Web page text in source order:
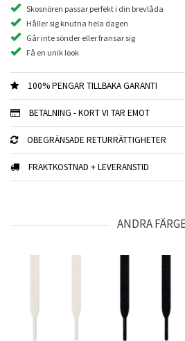
Skosnören passar perfekt i din brevlåda
Håller sig knutna hela dagen
Går inte sönder eller fransar sig
Få en unik look
100% PENGAR TILLBAKA GARANTI
BETALNING - KORT VI TAR EMOT
OBEGRÄNSADE RETURRÄTTIGHETER
FRAKTKOSTNAD + LEVERANSTID
ANDRA